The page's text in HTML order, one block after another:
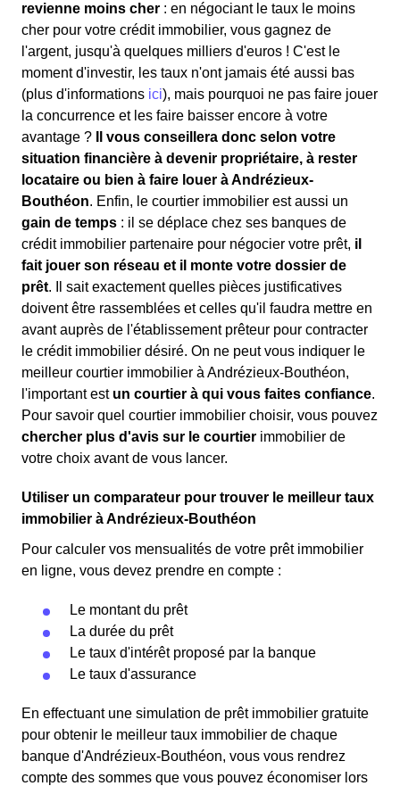
revienne moins cher : en négociant le taux le moins
cher pour votre crédit immobilier, vous gagnez de
l'argent, jusqu'à quelques milliers d'euros ! C'est le
moment d'investir, les taux n'ont jamais été aussi bas
(plus d'informations ici), mais pourquoi ne pas faire jouer
la concurrence et les faire baisser encore à votre
avantage ?
Il vous conseillera donc selon votre
situation financière à devenir propriétaire, à rester
locataire ou bien à faire louer à Andrézieux-
Bouthéon. Enfin, le courtier immobilier est aussi un
gain de temps : il se déplace chez ses banques de
crédit immobilier partenaire pour négocier votre prêt, il
fait jouer son réseau et il monte votre dossier de
prêt. Il sait exactement quelles pièces justificatives
doivent être rassemblées et celles qu'il faudra mettre en
avant auprès de l'établissement prêteur pour contracter
le crédit immobilier désiré. On ne peut vous indiquer le
meilleur courtier immobilier à Andrézieux-Bouthéon,
l'important est un courtier à qui vous faites confiance.
Pour savoir quel courtier immobilier choisir, vous pouvez
chercher plus d'avis sur le courtier immobilier de
votre choix avant de vous lancer.
Utiliser un comparateur pour trouver le meilleur taux
immobilier à Andrézieux-Bouthéon
Pour calculer vos mensualités de votre prêt immobilier
en ligne, vous devez prendre en compte :
Le montant du prêt
La durée du prêt
Le taux d'intérêt proposé par la banque
Le taux d'assurance
En effectuant une simulation de prêt immobilier gratuite
pour obtenir le meilleur taux immobilier de chaque
banque d'Andrézieux-Bouthéon, vous vous rendrez
compte des sommes que vous pouvez économiser lors